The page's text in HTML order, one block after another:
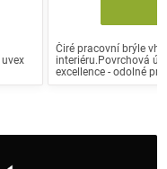
Čiré pracovní brýle
interiéru.Povrchová
excellence - odolné